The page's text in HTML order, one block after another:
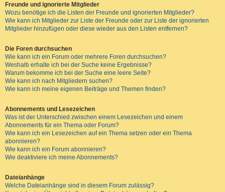
Freunde und ignorierte Mitglieder
Wozu benötige ich die Listen der Freunde und ignorierten Mitglieder?
Wie kann ich Mitglieder zur Liste der Freunde oder zur Liste der ignorierten
Mitglieder hinzufügen oder diese wieder aus den Listen entfernen?
Die Foren durchsuchen
Wie kann ich ein Forum oder mehrere Foren durchsuchen?
Weshalb erhalte ich bei der Suche keine Ergebnisse?
Warum bekomme ich bei der Suche eine leere Seite?
Wie kann ich nach Mitgliedern suchen?
Wie kann ich meine eigenen Beiträge und Themen finden?
Abonnements und Lesezeichen
Was ist der Unterschied zwischen einem Lesezeichen und einem
Abonnements für ein Thema oder Forum?
Wie kann ich ein Lesezeichen auf ein Thema setzen oder ein Thema
abonnieren?
Wie kann ich ein Forum abonnieren?
Wie deaktiviere ich meine Abonnements?
Dateianhänge
Welche Dateianhänge sind in diesem Forum zulässig?